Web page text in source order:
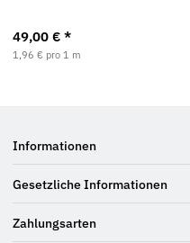
49,00 € *
1,96 € pro 1 m
Informationen
Gesetzliche Informationen
Zahlungsarten